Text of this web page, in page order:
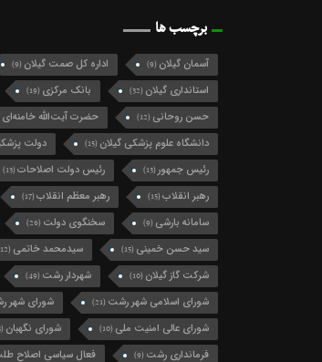
برچسب ها
آسمان گیلان (9) اداره کل صمت گیلان (9)
استانداری گیلان (32) بانک مرکزی (19)
حسن روحانی (12) حضرت آیت‌الله خامنه‌ای
دانشگاه علوم پزشکی گیلان (15) دولت
رئیس جمهور(13) رئیس دولت اصلاحات(13)
رهبر انقلاب(15) رهبر معظم انقلاب(17)
سامانه بارشی (9) سخنگوی دولت (26)
سید حسن خمینی (15) سیدمحمد خاتمی (12)
شرکت گاز گیلان (10) شهردار رشت (49)
شورای اسلامی شهر رشت (21) شورای شهر
شورای عالی امنیت ملی (10) شورای نگهبان (13)
فرمانداری رشت (9) فعال سیاسی اصلاح